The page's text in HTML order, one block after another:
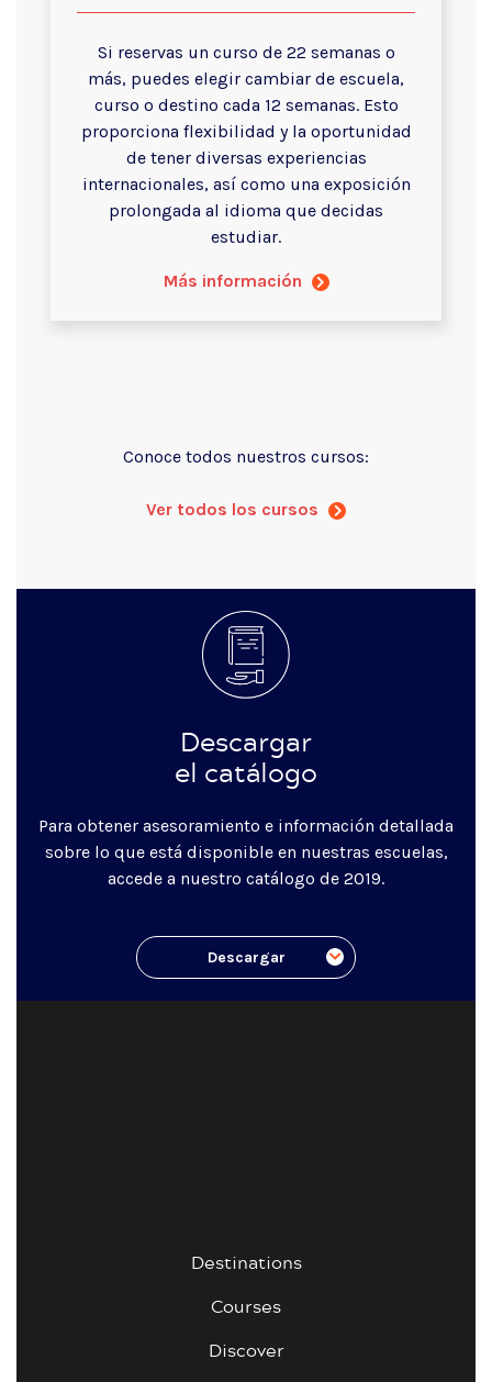
Si reservas un curso de 22 semanas o
más, puedes elegir cambiar de escuela,
curso o destino cada 12 semanas. Esto
proporciona flexibilidad y la oportunidad
de tener diversas experiencias
internacionales, así como una exposición
prolongada al idioma que decidas
estudiar.
Más información
Conoce todos nuestros cursos:
Ver todos los cursos
Descargar
el catálogo
Para obtener asesoramiento e información detallada
sobre lo que está disponible en nuestras escuelas,
accede a nuestro catálogo de 2019.
Descargar
Destinations
Courses
Discover